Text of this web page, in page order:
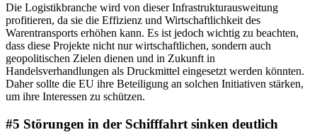
Die Logistikbranche wird von dieser Infrastrukturausweitung
profitieren, da sie die Effizienz und Wirtschaftlichkeit des
Warentransports erhöhen kann. Es ist jedoch wichtig zu beachten,
dass diese Projekte nicht nur wirtschaftlichen, sondern auch
geopolitischen Zielen dienen und in Zukunft in
Handelsverhandlungen als Druckmittel eingesetzt werden könnten.
Daher sollte die EU ihre Beteiligung an solchen Initiativen stärken,
um ihre Interessen zu schützen.
#5 Störungen in der Schifffahrt sinken deutlich